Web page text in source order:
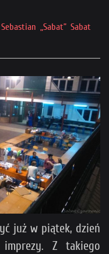
Sebastian „Sabat” Sabat
już w piątek, dzień
Z takiego